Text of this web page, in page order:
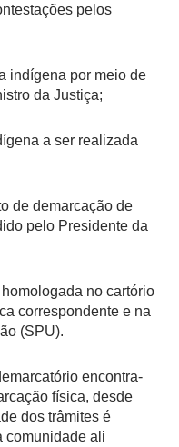
pelos
indígena por meio de
da Justiça;
a ser realizada
de demarcação de
pelo Presidente da
no cartório
correspondente e na
(SPU).
encontra-
física, desde
dos trâmites é
comunidade ali